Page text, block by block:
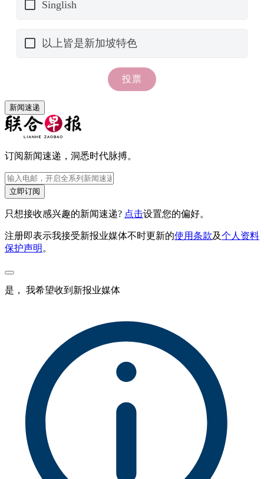
新闻速递
订阅新闻速递，洞悉时代脉搏。
立即订阅
只想接收感兴趣的新闻速递? 点击设置您的偏好。
注册即表示我接受新报业媒体不时更新的使用条款及个人资料
保护声明 。
是， 我希望收到新报业媒体